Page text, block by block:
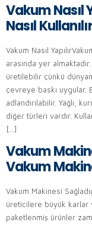
Vakum Nasıl
Nasıl Kullanılır
Vakum Nasıl
arasında yer
üretilebilir çünkü
çevreye baskı uygular.
adlandırılabilir. Yağlı,
diğer türleri vardır.
[…]
Vakum
Vakum
Vakum Makinesi
üreticilere büyük karlar
paketlenmiş ürünler